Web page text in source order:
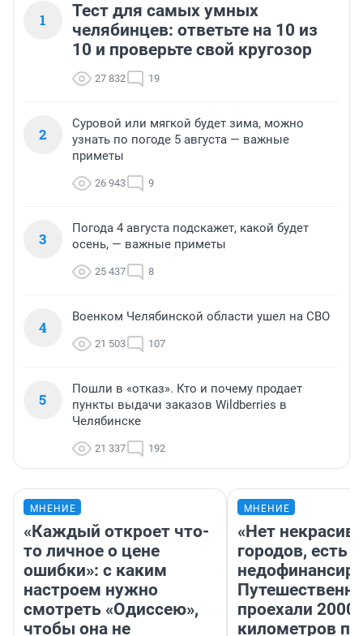
1
Тест для самых умных
челябинцев: ответьте на 10 из
10 и проверьте свой кругозор
27 832 19
2
Суровой или мягкой будет зима, можно
узнать по погоде 5 августа — важные
приметы
26 943 9
3
Погода 4 августа подскажет, какой будет
осень, — важные приметы
25 437 8
4
Военком Челябинской области ушел на СВО
21 503 107
5
Пошли в «отказ». Кто и почему продает
пункты выдачи заказов Wildberries в
Челябинске
21 337 192
МНЕНИЕ
«Каждый откроет что-
то личное о цене
ошибки»: с каким
настроем нужно
смотреть «Одиссею»,
чтобы она не
МНЕНИЕ
«Нет
городов, есть
проехали 2000
километров по